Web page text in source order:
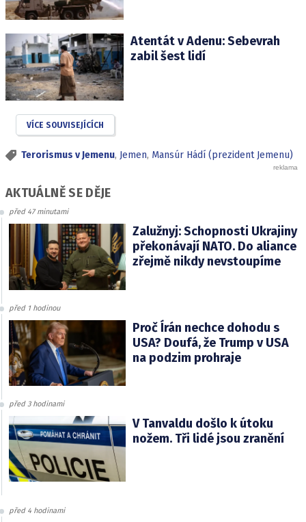
Atentát v Adenu: Sebevrah
zabil šest lidí
VÍCE SOUVISEJÍCÍCH
Terorismus v Jemenu, Jemen, Mansúr Hádí (prezident Jemenu)
AKTUÁLNĚ SE DĚJE
před 47 minutami
Zalužnyj: Schopnosti Ukrajiny
překonávají NATO. Do aliance
zřejmě nikdy nevstoupíme
před 1 hodinou
Proč Írán nechce dohodu s
USA? Doufá, že Trump v USA
na podzim prohraje
před 3 hodinami
V Tanvaldu došlo k útoku
nožem. Tři lidé jsou zranění
před 4 hodinami